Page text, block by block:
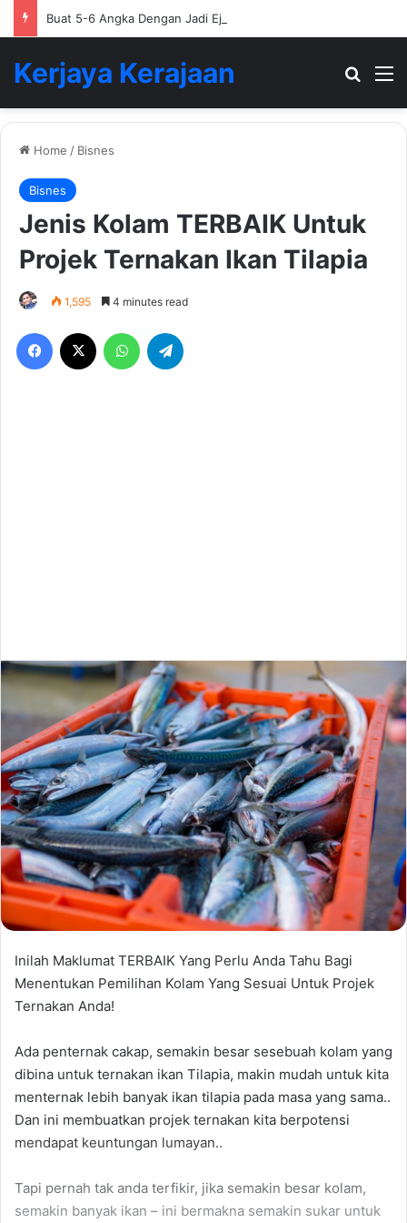
Buat 5-6 Angka Dengan Jadi Ejen Hartanah
Kerjaya Kerajaan
Home / Bisnes
Bisnes
Jenis Kolam TERBAIK Untuk
Projek Ternakan Ikan Tilapia
1,595 4 minutes read
Facebook WhatsApp
Inilah Maklumat TERBAIK Yang Perlu Anda Tahu Bagi
Menentukan Pemilihan Kolam Yang Sesuai Untuk Projek
Ternakan Anda!
Ada penternak cakap, semakin besar sesebuah kolam yang
dibina untuk ternakan ikan Tilapia, makin mudah untuk kita
menternak lebih banyak ikan tilapia pada masa yang sama..
Dan ini membuatkan projek ternakan kita berpotensi
mendapat keuntungan lumayan..
Tapi pernah tak anda terfikir, jika semakin besar kolam,
semakin banyak ikan – ini bermakna semakin sukar untuk